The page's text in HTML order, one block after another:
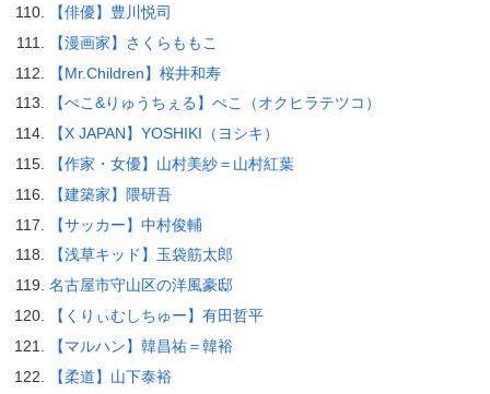
【俳優】豊川悦司
【漫画家】さくらももこ
【Mr.Children】桜井和寿
【ぺこ&りゅうちぇる】ぺこ（オクヒラテツコ）
【X JAPAN】YOSHIKI（ヨシキ）
【作家・女優】山村美紗＝山村紅葉
【建築家】隈研吾
【サッカー】中村俊輔
【浅草キッド】玉袋筋太郎
名古屋市守山区の洋風豪邸
【くりぃむしちゅー】有田哲平
【マルハン】韓昌祐＝韓裕
【柔道】山下泰裕